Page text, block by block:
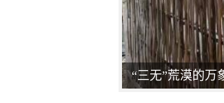
“三无”荒漠的万